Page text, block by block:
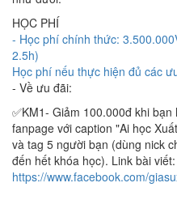
HỌC PHÍ
- Học phí chính thức:
2.5h)
Học phí nếu thực hiện đủ các
- Về ưu đãi:
✅KM1- Giảm 100.000đ khi
fanpage với caption "Ai học
và tag 5 người bạn (dùng nick
đến hết khóa học). Link bài viết:
https://www.facebook.com/